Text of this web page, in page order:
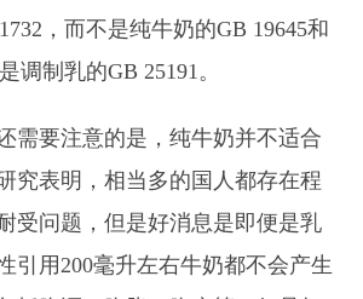
，而不是纯牛奶的GB 19645和
调制乳的GB 25191。
需要注意的是，纯牛奶并不适合
究表明，相当多的国人都存在程
受问题，但是好消息是即便是乳
引用200毫升左右牛奶都不会产生